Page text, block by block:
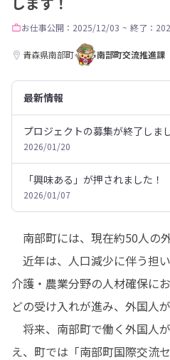
お仕事公開：2025/12/03 ~ 終了：
青森県南部町 南部町交流推進課
最新情報
プロジェクトの募集が終了しまし
2026/01/20
「興味ある」が押されました！
2026/01/07
南部町には、現在約50人の
近年は、人口減少に伴う担
介護・農業分野の人材確保に
どの受け入れが進み、外国人
将来、南部町で働く外国人
え、町では「南部町国際交流